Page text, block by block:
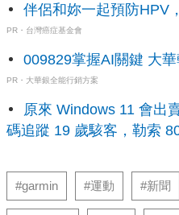
伴侶和妳一起預防HPV
PR・台灣癌症基金會
009829掌握AI關鍵 大
PR・大華銀全能行銷方案
原來 Windows 11 會出
碼追蹤 19 歲駭客，勒索
#garmin #運動 #新聞